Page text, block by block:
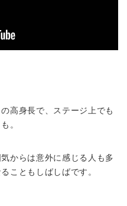
高身長で、ステージ上でも
。
からは意外に感じる人も多
こともしばしばです。